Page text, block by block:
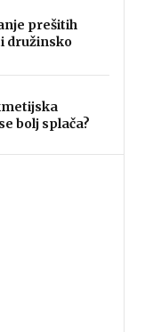
prešitih
družinsko
bolj splača?